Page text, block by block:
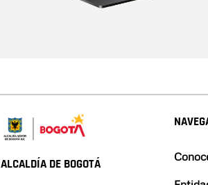
ALCALDÍA DE BOGOTÁ